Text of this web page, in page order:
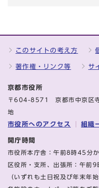
このサイトの考え方
著作権・リンク等 サ
京都市役所
〒604-8571 京都市中京区
地
市役所へのアクセス 組織
開庁時間
市役所本庁舎：午前8時45分
区役所・支所、出張所：午前
（いずれも土日祝及び年末年